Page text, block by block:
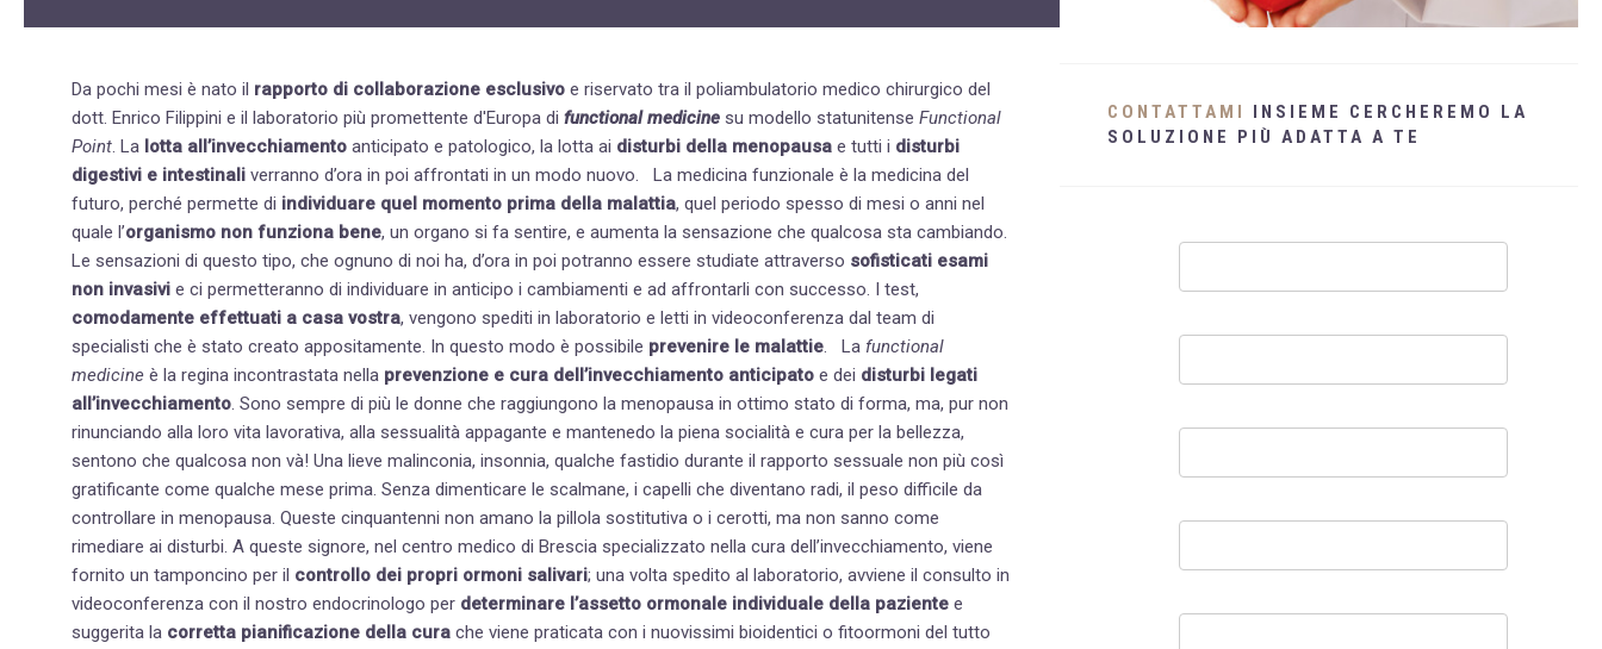
Fastidi della menopausa
News
Problemi sessualità maschile
Trattamenti estetici viso e corpo
Trattamenti per il corpo
Trattamenti per mani, viso, décolleté
Da pochi mesi è nato il rapporto di collaborazione esclusivo e riservato tra il poliambulatorio medico chirurgico del
dott. Enrico Filippini e il laboratorio più promettente d'Europa di functional medicine su modello statunitense Functional
Point . La lotta all’invecchiamento anticipato e patologico, la lotta ai disturbi della menopausa e tutti i disturbi
digestivi e intestinali verranno d’ora in poi affrontati in un modo nuovo. La medicina funzionale è la medicina del
futuro, perché permette di individuare quel momento prima della malattia, quel periodo spesso di mesi o anni nel
quale l’organismo non funziona bene, un organo si fa sentire, e aumenta la sensazione che qualcosa sta cambiando.
Le sensazioni di questo tipo, che ognuno di noi ha, d’ora in poi potranno essere studiate attraverso sofisticati esami
non invasivi e ci permetteranno di individuare in anticipo i cambiamenti e ad affrontarli con successo. I test,
comodamente effettuati a casa vostra, vengono spediti in laboratorio e letti in videoconferenza dal team di
specialisti che è stato creato appositamente. In questo modo è possibile prevenire le malattie . La functional
medicine è la regina incontrastata nella prevenzione e cura dell’invecchiamento anticipato e dei disturbi legati
all’invecchiamento. Sono sempre di più le donne che raggiungono la menopausa in ottimo stato di forma, ma, pur non
rinunciando alla loro vita lavorativa, alla sessualità appagante e mantenedo la piena socialità e cura per la bellezza,
sentono che qualcosa non và! Una lieve malinconia, insonnia, qualche fastidio durante il rapporto sessuale non più così
gratificante come qualche mese prima. Senza dimenticare le scalmane, i capelli che diventano radi, il peso difficile da
controllare in menopausa. Queste cinquantenni non amano la pillola sostitutiva o i cerotti, ma non sanno come
rimediare ai disturbi. A queste signore, nel centro medico di Brescia specializzato nella cura dell’invecchiamento, viene
fornito un tamponcino per il controllo dei propri ormoni salivari; una volta spedito al laboratorio, avviene il consulto in
videoconferenza con il nostro endocrinologo per determinare l’assetto ormonale individuale della paziente e
suggerita la corretta pianificazione della cura che viene praticata con i nuovissimi bioidentici o fitoormoni del tutto
CONTATTAMI
INSIEME CERCHEREMO LA
SOLUZIONE PIÙ ADATTA A TE
Contatti